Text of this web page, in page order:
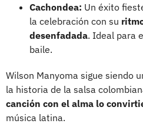
Cachondea: Un éxito
la celebración con su
desenfadada. Ideal para
baile.
Wilson Manyoma sigue siendo
la historia de la salsa
canción con el alma lo
música latina.